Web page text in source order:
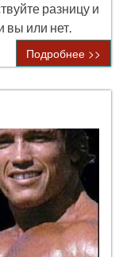
разницу и
вы или нет.
Подробнее >>